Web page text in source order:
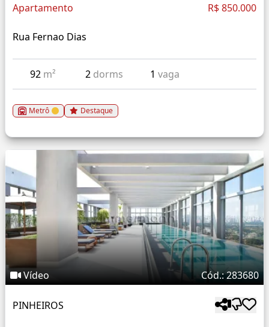
Apartamento R$ 850.000
Rua Fernao Dias
92 m² 2 dorms 1vaga
Metrô Destaque
Vídeo Cód.: 283680
PINHEIROS